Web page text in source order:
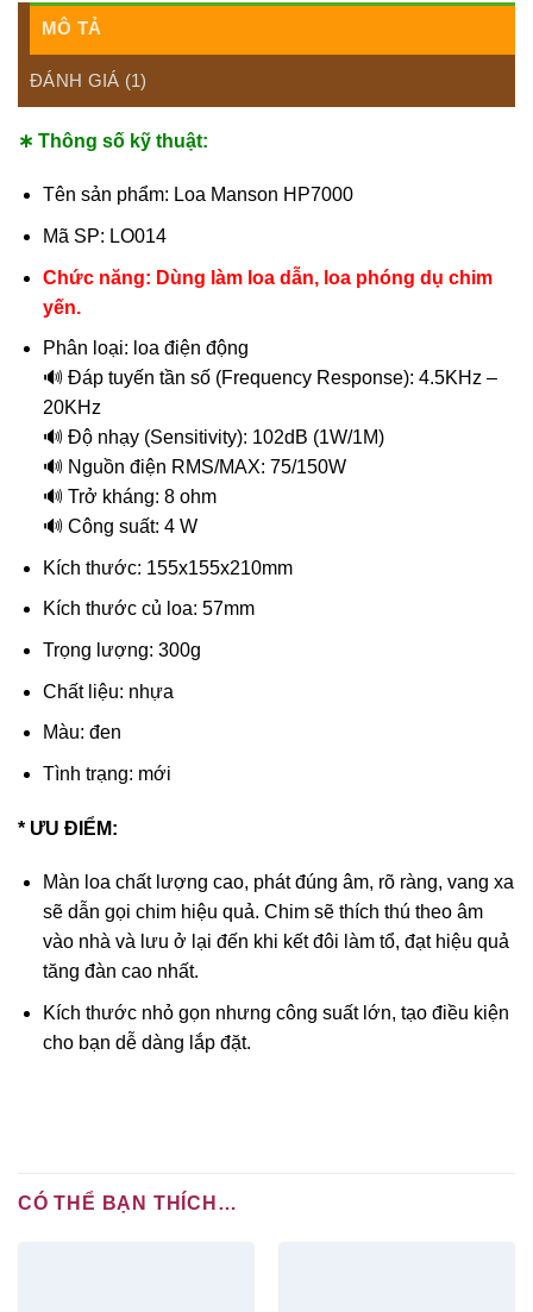
MÔ TẢ
ĐÁNH GIÁ (1)
∗ Thông số kỹ thuật:
Tên sản phẩm: Loa Manson HP7000
Mã SP: LO014
Chức năng: Dùng làm loa dẫn, loa phóng dụ chim
yến.
Phân loại: loa điện động
🔊 Đáp tuyến tần số (Frequency Response): 4.5KHz –
20KHz
🔊 Độ nhạy (Sensitivity): 102dB (1W/1M)
🔊 Nguồn điện RMS/MAX: 75/150W
🔊 Trở kháng: 8 ohm
🔊 Công suất: 4 W
Kích thước: 155x155x210mm
Kích thước củ loa: 57mm
Trọng lượng: 300g
Chất liệu: nhựa
Màu: đen
Tình trạng: mới
* ƯU ĐIỂM:
Màn loa chất lượng cao, phát đúng âm, rõ ràng, vang xa
sẽ dẫn gọi chim hiệu quả. Chim sẽ thích thú theo âm
vào nhà và lưu ở lại đến khi kết đôi làm tổ, đạt hiệu quả
tăng đàn cao nhất.
Kích thước nhỏ gọn nhưng công suất lớn, tạo điều kiện
cho bạn dễ dàng lắp đặt.
CÓ THỂ BẠN THÍCH…